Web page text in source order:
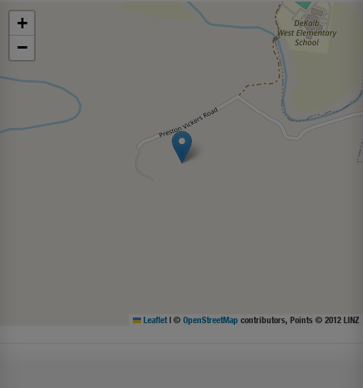
+
−
Leaflet | © OpenStreetMap contributors, Points © 2012 LINZ